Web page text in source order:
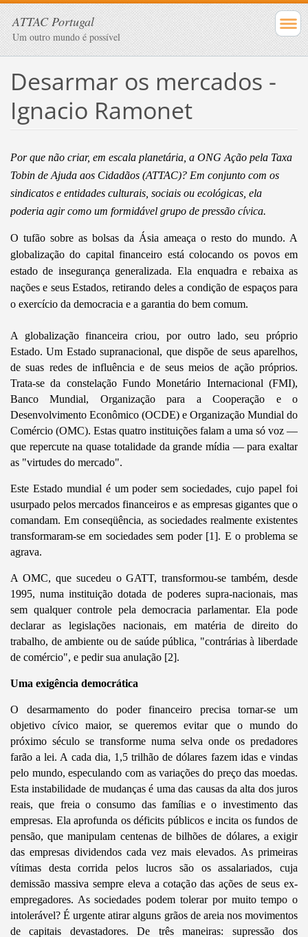
ATTAC Portugal
Um outro mundo é possível
Desarmar os mercados -
Ignacio Ramonet
Por que não criar, em escala planetária, a ONG Ação pela Taxa
Tobin de Ajuda aos Cidadãos (ATTAC)? Em conjunto com os
sindicatos e entidades culturais, sociais ou ecológicas, ela
poderia agir como um formidável grupo de pressão cívica.
O tufão sobre as bolsas da Ásia ameaça o resto do mundo. A
globalização do capital financeiro está colocando os povos em
estado de insegurança generalizada. Ela enquadra e rebaixa as
nações e seus Estados, retirando deles a condição de espaços para
o exercício da democracia e a garantia do bem comum.
A globalização financeira criou, por outro lado, seu próprio
Estado. Um Estado supranacional, que dispõe de seus aparelhos,
de suas redes de influência e de seus meios de ação próprios.
Trata-se da constelação Fundo Monetário Internacional (FMI),
Banco Mundial, Organização para a Cooperação e o
Desenvolvimento Econômico (OCDE) e Organização Mundial do
Comércio (OMC). Estas quatro instituições falam a uma só voz —
que repercute na quase totalidade da grande mídia — para exaltar
as "virtudes do mercado".
Este Estado mundial é um poder sem sociedades, cujo papel foi
usurpado pelos mercados financeiros e as empresas gigantes que o
comandam. Em conseqüência, as sociedades realmente existentes
transformaram-se em sociedades sem poder [1]. E o problema se
agrava.
A OMC, que sucedeu o GATT, transformou-se também, desde
1995, numa instituição dotada de poderes supra-nacionais, mas
sem qualquer controle pela democracia parlamentar. Ela pode
declarar as legislações nacionais, em matéria de direito do
trabalho, de ambiente ou de saúde pública, "contrárias à liberdade
de comércio", e pedir sua anulação [2].
Uma exigência democrática
O desarmamento do poder financeiro precisa tornar-se um
objetivo cívico maior, se queremos evitar que o mundo do
próximo século se transforme numa selva onde os predadores
farão a lei. A cada dia, 1,5 trilhão de dólares fazem idas e vindas
pelo mundo, especulando com as variações do preço das moedas.
Esta instabilidade de mudanças é uma das causas da alta dos juros
reais, que freia o consumo das famílias e o investimento das
empresas. Ela aprofunda os déficits públicos e incita os fundos de
pensão, que manipulam centenas de bilhões de dólares, a exigir
das empresas dividendos cada vez mais elevados. As primeiras
vítimas desta corrida pelos lucros são os assalariados, cuja
demissão massiva sempre eleva a cotação das ações de seus ex-
empregadores. As sociedades podem tolerar por muito tempo o
intolerável? É urgente atirar alguns grãos de areia nos movimentos
de capitais devastadores. De três maneiras: supressão dos